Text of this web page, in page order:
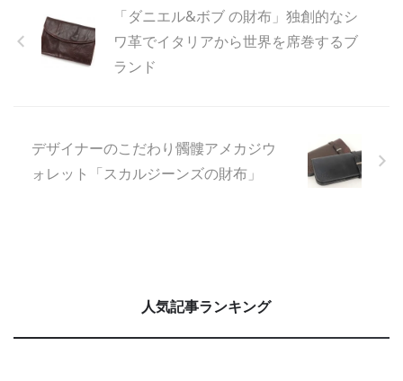
「ダニエル&ボブ の財布」独創的なシ
ワ革でイタリアから世界を席巻するブ
ランド
デザイナーのこだわり髑髏アメカジウ
ォレット「スカルジーンズの財布」
人気記事ランキング